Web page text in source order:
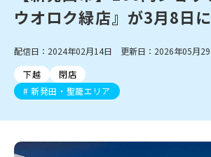
中越
リニューアル・移転 休業 開店まとめ
新潟市・開店
長岡市・閉店
上越市・開店
和食
趣味・展示会
食品メーカー・県産
品
リラクゼーション・整体
スキー場
リ
特集・まとめ記事
セツコママ
開店まとめ
閉店まとめ
ショッピングモール・
大型施設
ド
セ
ファッション
ウオロク緑店』が3月8日
配信日：2024年02月14日 更新日：2026年05月
下越
閉店
新発田・聖籠エリア